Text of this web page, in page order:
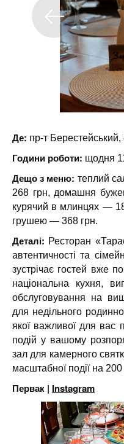
Де: пр-т
Години роботи: щодня
Дещо з меню: теплий
268 грн, домашня
курячий в млинцях —
грушею — 368 грн.
Деталі: Ресторан
автентичності та
зустрічає гостей вже
національна кухня,
обслуговування на
для недільного
якої важливої для вас
подій у вашому
зал для камерного
масштабної події на 200
Первак | Instagram